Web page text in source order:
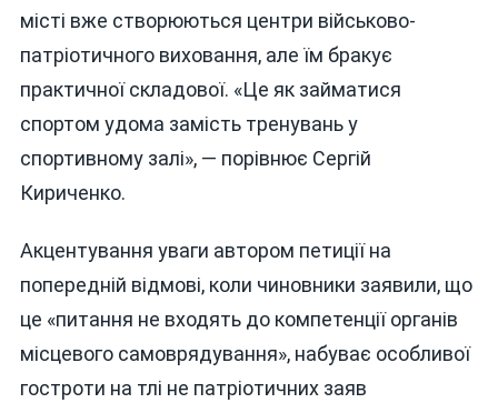
місті вже створюються центри військово-
патріотичного виховання, але їм бракує
практичної складової. «Це як займатися
спортом удома замість тренувань у
спортивному залі», — порівнює Сергій
Кириченко.
Акцентування уваги автором петиції на
попередній відмові, коли чиновники заявили, що
це «питання не входять до компетенції органів
місцевого самоврядування», набуває особливої
гостроти на тлі не патріотичних заяв